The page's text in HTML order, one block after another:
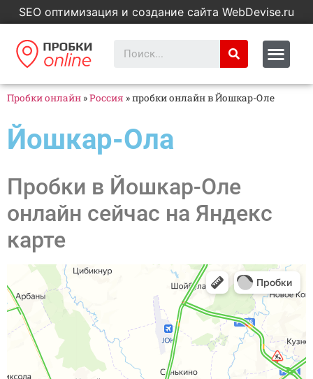
SEO оптимизация и создание сайта WebDevise.ru
Пробки онлайн »Россия »пробки онлайн в Йошкар-Оле
Йошкар-Ола
Пробки в Йошкар-Оле
онлайн сейчас на Яндекс
карте